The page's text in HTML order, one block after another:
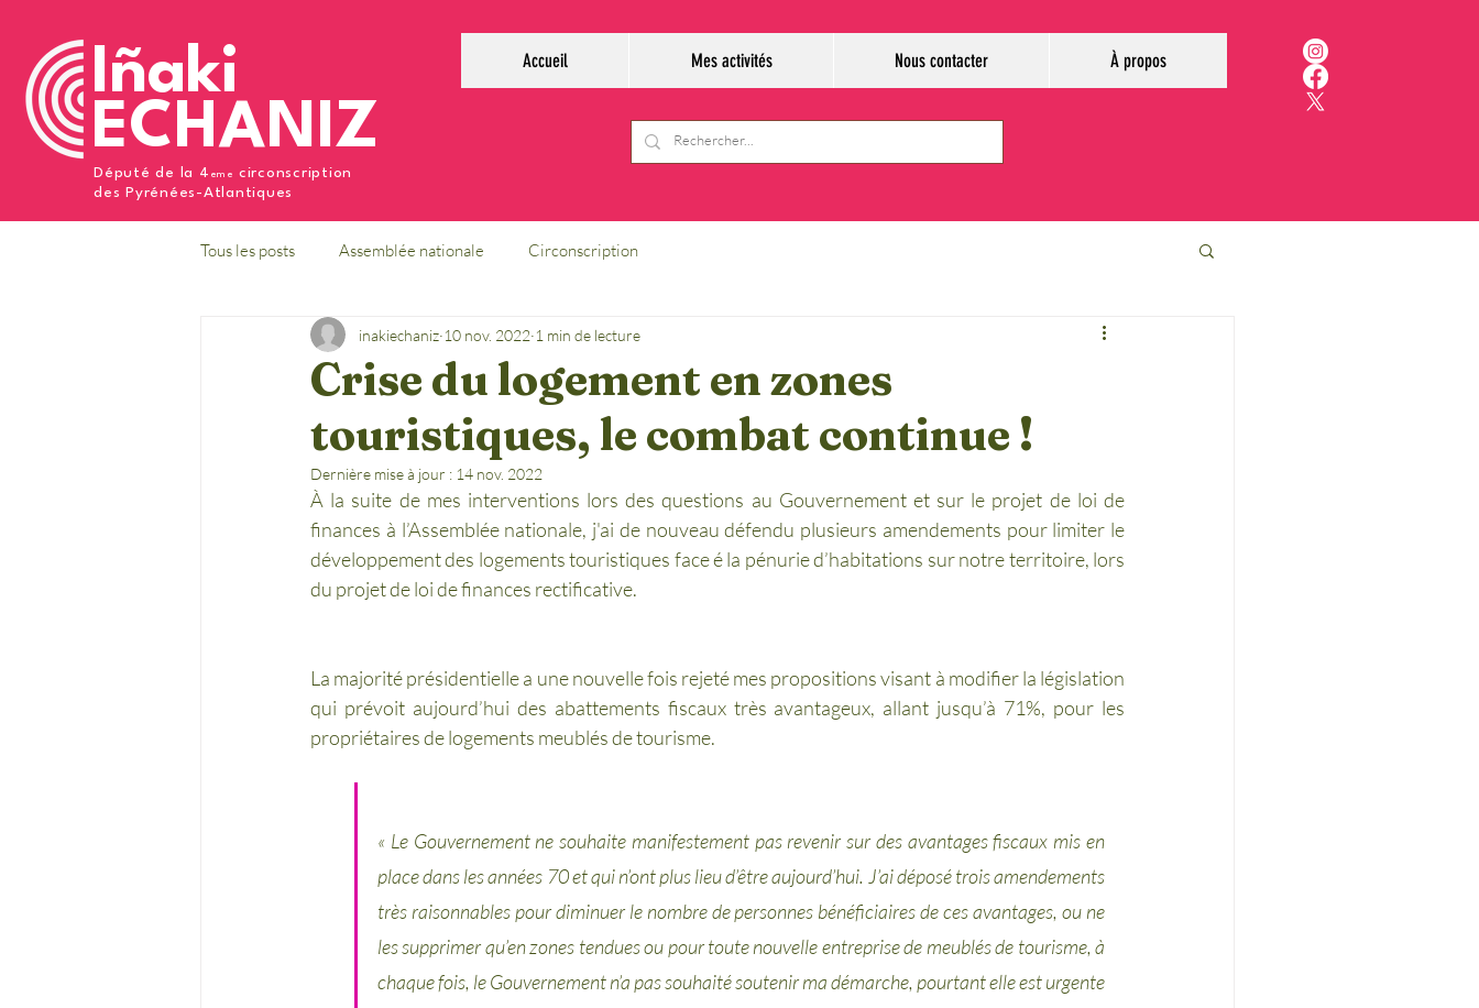
Iñaki
ECHANIZ
Député de la 4 eme
circonscription
des Pyrénées-Atlantiques
Accueil Mes activités Nous contacter À propos
Tous les posts Assemblée nationale Circonscription
Crise du logement en zones
touristiques, le combat continue !
inakiechaniz 10 nov. 2022 1 min de lecture
Dernière mise à jour : 14 nov. 2022
À la suite de mes interventions lors des questions au Gouvernement et sur le projet de loi de
finances à l’Assemblée nationale, j'ai de nouveau défendu plusieurs amendements pour limiter le
développement des logements touristiques face é la pénurie d’habitations sur notre territoire, lors
du projet de loi de finances rectificative.
La majorité présidentielle a une nouvelle fois rejeté mes propositions visant à modifier la législation
qui prévoit aujourd’hui des abattements fiscaux très avantageux, allant jusqu’à 71%, pour les
propriétaires de logements meublés de tourisme.
« Le Gouvernement ne souhaite manifestement pas revenir sur des avantages fiscaux mis en
place dans les années 70 et qui n’ont plus lieu d’être aujourd’hui. J’ai déposé trois amendements
très raisonnables pour diminuer le nombre de personnes bénéficiaires de ces avantages, ou ne
les supprimer qu’en zones tendues ou pour toute nouvelle entreprise de meublés de tourisme, à
chaque fois, le Gouvernement n’a pas souhaité soutenir ma démarche, pourtant elle est urgente